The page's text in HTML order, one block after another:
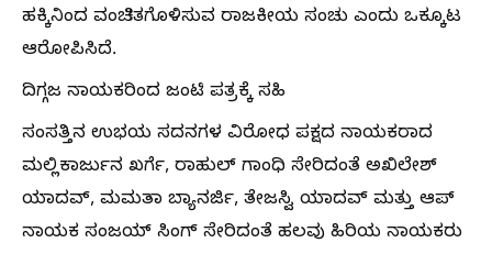
ಹಕ್ಕಿನಿಂದ ವಂಚಿತಗೊಳಿಸುವ ರಾಜಕೀಯ ಸಂಚು ಎಂದು ಒಕ್ಕೂಟ
ಆರೋಪಿಸಿದೆ.
ದಿಗ್ಗಜ ನಾಯಕರಿಂದ ಜಂಟಿ ಪತ್ರಕ್ಕೆ ಸಹಿ
ಸಂಸತ್ತಿನ ಉಭಯ ಸದನಗಳ ವಿರೋಧ ಪಕ್ಷದ ನಾಯಕರಾದ
ಮಲ್ಲಿಕಾರ್ಜುನ ಖರ್ಗೆ, ರಾಹುಲ್ ಗಾಂಧಿ ಸೇರಿದಂತೆ ಅಖಿಲೇಶ್
ಯಾದವ್, ಮಮತಾ ಬ್ಯಾನರ್ಜಿ, ತೇಜಸ್ವಿ ಯಾದವ್ ಮತ್ತು ಆಪ್
ನಾಯಕ ಸಂಜಯ್ ಸಿಂಗ್ ಸೇರಿದಂತೆ ಹಲವು ಹಿರಿಯ ನಾಯಕರು